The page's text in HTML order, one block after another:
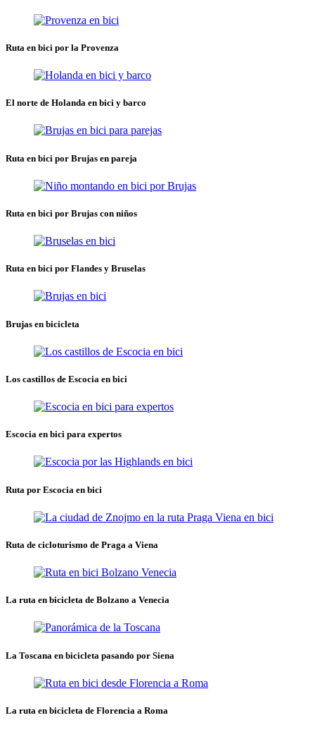
Ruta en bici por la Provenza
El norte de Holanda en bici y barco
Ruta en bici por Brujas en pareja
Ruta en bici por Brujas con niños
Ruta en bici por Flandes y Bruselas
Brujas en bicicleta
Los castillos de Escocia en bici
Escocia en bici para expertos
Ruta por Escocia en bici
Ruta de cicloturismo de Praga a Viena
La ruta en bicicleta de Bolzano a Venecia
La Toscana en bicicleta pasando por Siena
La ruta en bicicleta de Florencia a Roma